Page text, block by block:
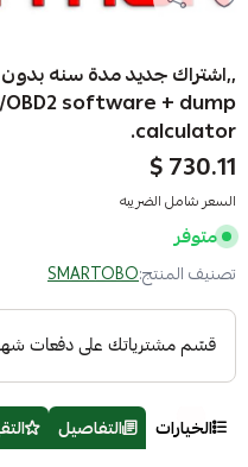
software + dump
calculator.
730.11 $
السعر شامل الضريبه
متوفر
تصنيف المنتج:SMARTOBO
الخيارات التفاصيل